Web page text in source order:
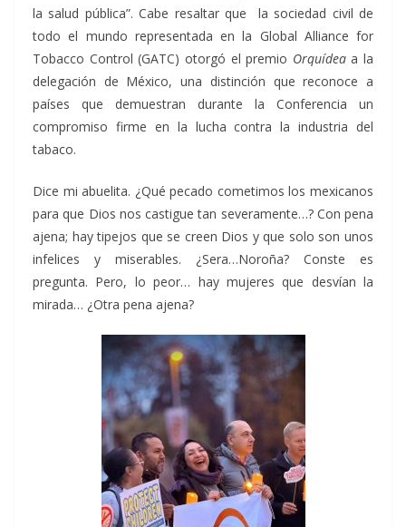
la salud pública”. Cabe resaltar que la sociedad civil de
todo el mundo representada en la Global Alliance for
Tobacco Control (GATC) otorgó el premio Orquídeaa la
delegación de México, una distinción que reconoce a
países que demuestran durante la Conferencia un
compromiso firme en la lucha contra la industria del
tabaco.
Dice mi abuelita. ¿Qué pecado cometimos los mexicanos
para que Dios nos castigue tan severamente…? Con pena
ajena; hay tipejos que se creen Dios y que solo son unos
infelices y miserables. ¿Sera…Noroña? Conste es
pregunta. Pero, lo peor… hay mujeres que desvían la
mirada… ¿Otra pena ajena?